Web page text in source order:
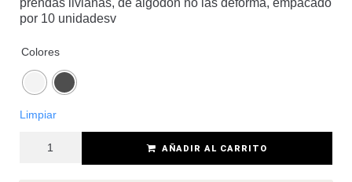
prendas livianas, de algodón no las deforma, empacado
por 10 unidadesv
Colores
Limpiar
AÑADIR AL CARRITO